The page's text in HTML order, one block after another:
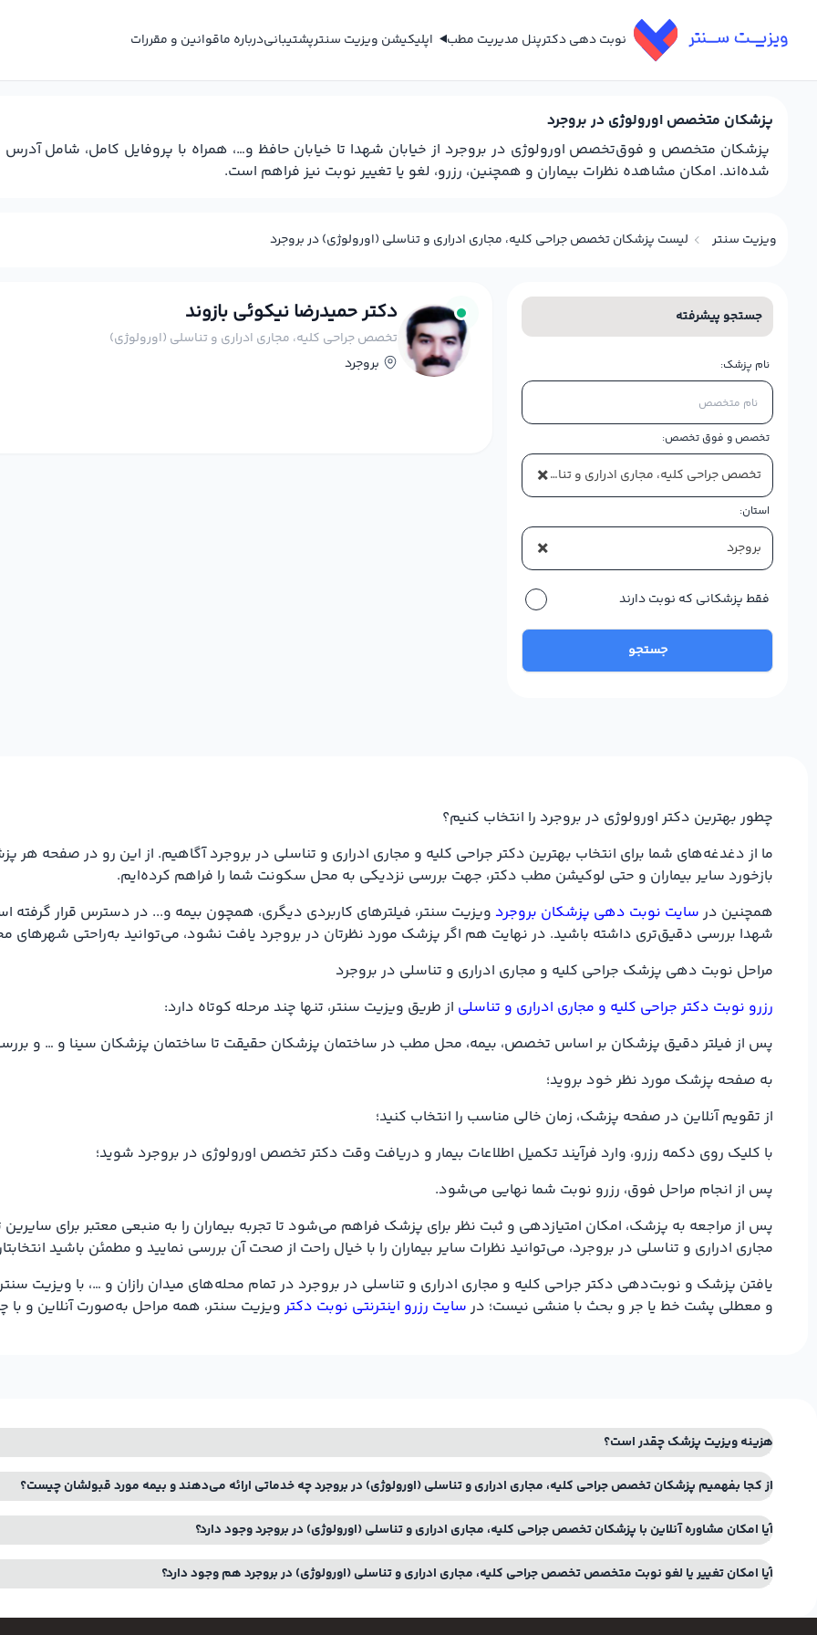
نوبت دهی دکترپنل مدیریت مطب اپلیکیشن ویزیت سنترپشتیبانیدرباره ماقوانین و مقررات
پزشکان متخصص اورولوژی در بروجرد
پزشکان متخصص و فوق‌تخصص اورولوژی در بروجرد از خیابان شهدا تا خیابان حافظ و…، همراه با پروفایل کامل، شامل
شده‌اند. امکان مشاهده نظرات بیماران و همچنین، رزرو، لغو یا تغییر نوبت نیز فراهم است.
ویزیت سنتر لیست پزشکان تخصص جراحی کلیه، مجاری ادراری و تناسلی (اورولوژی) در بروجرد
دکتر حمیدرضا نیکوئی بازوند
تخصص جراحی کلیه، مجاری ادراری و تناسلی (اورولوژی)
بروجرد
جستجو پیشرفته
نام پزشک:
تخصص و فوق تخصص:
× تخصص جراحی کلیه، مجاری ادراری و تناسلی (اورولوژی)
استان:
× بروجرد
فقط پزشکانی که نوبت دارند
جستجو
چطور بهترین دکتر اورولوژی در بروجرد را انتخاب کنیم؟
ما از دغدغه‌های شما برای انتخاب بهترین دکتر جراحی کلیه و مجاری ادراری و تناسلی در بروجرد آگاهیم. از این رو در صفحه هر
بازخورد سایر بیماران و حتی لوکیشن مطب دکتر، جهت بررسی نزدیکی به محل سکونت شما را فراهم کرده‌ایم.
همچنین در سایت نوبت دهی پزشکان بروجرد ویزیت سنتر، فیلترهای کاربردی دیگری، همچون بیمه و... در دسترس قرار گرفته
شهدا بررسی دقیق‌تری داشته باشید. در نهایت هم اگر پزشک مورد نظرتان در بروجرد یافت نشود، می‌توانید به‌راحتی شهرهای
مراحل نوبت دهی پزشک جراحی کلیه و مجاری ادراری و تناسلی در بروجرد
رزرو نوبت دکتر جراحی کلیه و مجاری ادراری و تناسلی از طریق ویزیت سنتر، تنها چند مرحله کوتاه دارد:
پس از فیلتر دقیق پزشکان بر اساس تخصص، بیمه، محل مطب در ساختمان پزشکان ‌حقیقت تا ساختمان پزشکان سینا و … و بررسی
به صفحه پزشک مورد نظر خود بروید؛
از تقویم آنلاین در صفحه پزشک، زمان خالی مناسب را انتخاب کنید؛
با کلیک روی دکمه رزرو، وارد فرآیند تکمیل اطلاعات بیمار و دریافت وقت دکتر تخصص اورولوژی در بروجرد شوید؛
پس از انجام مراحل فوق، رزرو نوبت شما نهایی می‌شود.
پس از مراجعه به پزشک، امکان امتیازدهی و ثبت نظر برای پزشک فراهم می‌شود تا تجربه بیماران را به منبعی معتبر برای
مجاری ادراری و تناسلی در بروجرد، می‌توانید نظرات سایر بیماران را با خیال راحت از صحت آن بررسی نمایید و مطمئن باشید
یافتن پزشک و نوبت‌دهی دکتر جراحی کلیه و مجاری ادراری و تناسلی در بروجرد در تمام محله‌های میدان رازان و …، با ویزیت
و معطلی پشت خط یا جر و بحث با منشی نیست؛ در سایت رزرو اینترنتی نوبت دکترویزیت سنتر، همه مراحل به‌صورت آنلاین و
هزینه ویزیت پزشک چقدر است؟
از کجا بفهمیم پزشکان تخصص جراحی کلیه، مجاری ادراری و تناسلی (اورولوژی) در بروجرد چه خدماتی ارائه می‌دهند و بیمه مورد قبولشان چیست؟
آیا امکان مشاوره آنلاین با پزشکان تخصص جراحی کلیه، مجاری ادراری و تناسلی (اورولوژی) در بروجرد وجود دارد؟
آیا امکان تغییر یا لغو نوبت متخصص تخصص جراحی کلیه، مجاری ادراری و تناسلی (اورولوژی) در بروجرد هم وجود دارد؟